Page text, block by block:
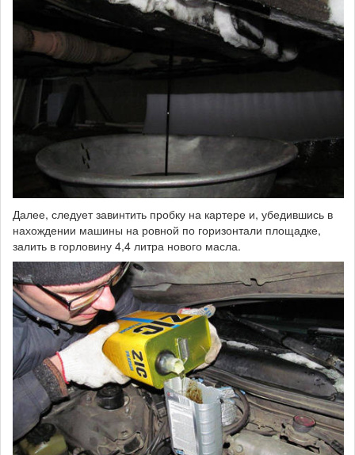
Далее, следует завинтить пробку на картере и, убедившись в
нахождении машины на ровной по горизонтали площадке,
залить в горловину 4,4 литра нового масла.